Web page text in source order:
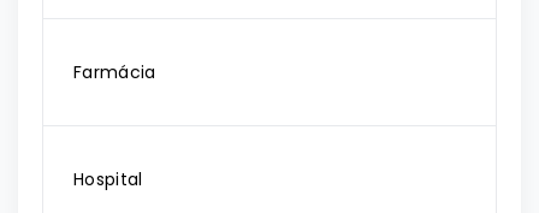
Farmácia
Hospital